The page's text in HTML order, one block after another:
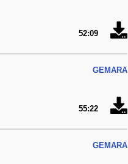
52:09
GEMARA
55:22
GEMARA